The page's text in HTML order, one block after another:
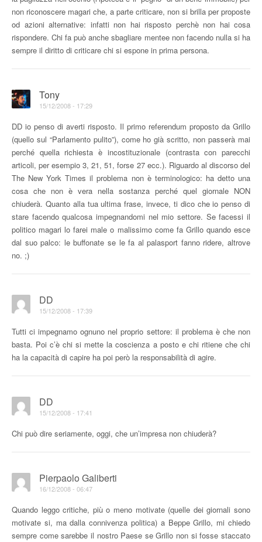
non riconoscere magari che, a parte criticare, non si brilla per proposte
od azioni alternative: infatti non hai risposto perchè non hai cosa
rispondere. Chi fa può anche sbagliare mentee non facendo nulla si ha
sempre il diritto di criticare chi si espone in prima persona.
Tony
15/12/2008 - 17:29
DD io penso di averti risposto. Il primo referendum proposto da Grillo
(quello sul “Parlamento pulito”), come ho già scritto, non passerà mai
perché quella richiesta è incostituzionale (contrasta con parecchi
articoli, per esempio 3, 21, 51, forse 27 ecc.). Riguardo al discorso del
The New York Times il problema non è terminologico: ha detto una
cosa che non è vera nella sostanza perché quel giornale NON
chiuderà. Quanto alla tua ultima frase, invece, ti dico che io penso di
stare facendo qualcosa impegnandomi nel mio settore. Se facessi il
politico magari lo farei male o malissimo come fa Grillo quando esce
dal suo palco: le buffonate se le fa al palasport fanno ridere, altrove
no. ;)
DD
15/12/2008 - 17:39
Tutti ci impegnamo ognuno nel proprio settore: il problema è che non
basta. Poi c’è chi si mette la coscienza a posto e chi ritiene che chi
ha la capacità di capire ha poi però la responsabilità di agire.
DD
15/12/2008 - 17:41
Chi può dire seriamente, oggi, che un’impresa non chiuderà?
Pierpaolo Galiberti
16/12/2008 - 06:47
Quando leggo critiche, più o meno motivate (quelle dei giornali sono
motivate si, ma dalla connivenza politica) a Beppe Grillo, mi chiedo
sempre come sarebbe il nostro Paese se Grillo non si fosse staccato